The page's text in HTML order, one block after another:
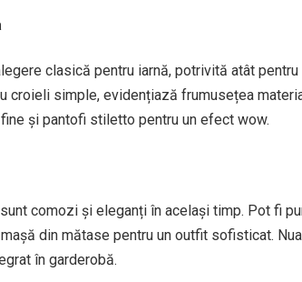
clasică pentru iarnă, potrivită atât
croieli simple, evidențiază frumusețea
și pantofi stiletto pentru un efect wow.
comozi și eleganți în același timp. Pot fi
din mătase pentru un outfit sofisticat.
în garderobă.